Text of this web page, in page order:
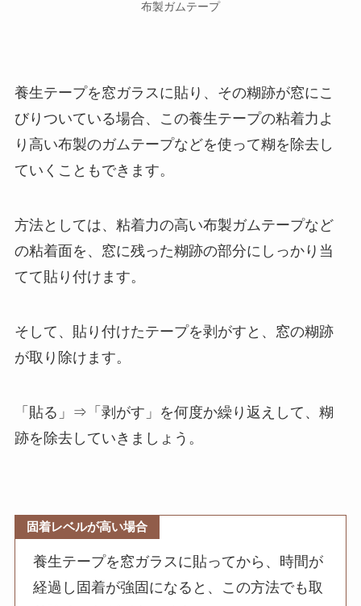
布製ガムテープ
養生テープを窓ガラスに貼り、その糊跡が窓にこ
びりついている場合、この養生テープの粘着力よ
り高い布製のガムテープなどを使って糊を除去し
ていくこともできます。
方法としては、粘着力の高い布製ガムテープなど
の粘着面を、窓に残った糊跡の部分にしっかり当
てて貼り付けます。
そして、貼り付けたテープを剥がすと、窓の糊跡
が取り除けます。
「貼る」⇒「剥がす」を何度か繰り返えして、糊
跡を除去していきましょう。
固着レベルが高い場合
養生テープを窓ガラスに貼ってから、時間が
経過し固着が強固になると、この方法でも取